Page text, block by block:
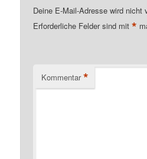
Deine E-Mail-Adresse wird nicht
Erforderliche Felder sind mit*
Kommentar *